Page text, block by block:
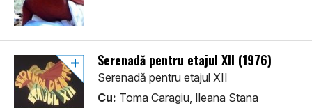
Serenadă pentru etajul XII (1976)
Serenadă pentru etajul XII
Cu: Toma Caragiu, Ileana Stana